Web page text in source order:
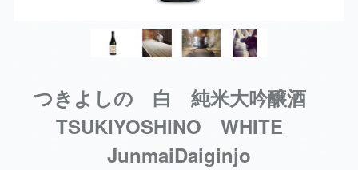
つきよしの 白 純米大吟醸酒
TSUKIYOSHINO WHITE
JunmaiDaiginjo